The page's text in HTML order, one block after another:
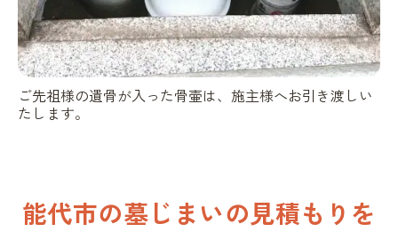
ご先祖様の遺骨が入った骨壷は、施主様へお引き渡しい
たします。
能代市の墓じまいの見積もりを